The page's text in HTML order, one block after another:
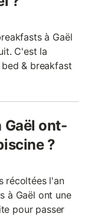
à Gaël
C'est la
& breakfast
Gaël ont-
?
récoltées l'an
à Gaël ont une
pour passer